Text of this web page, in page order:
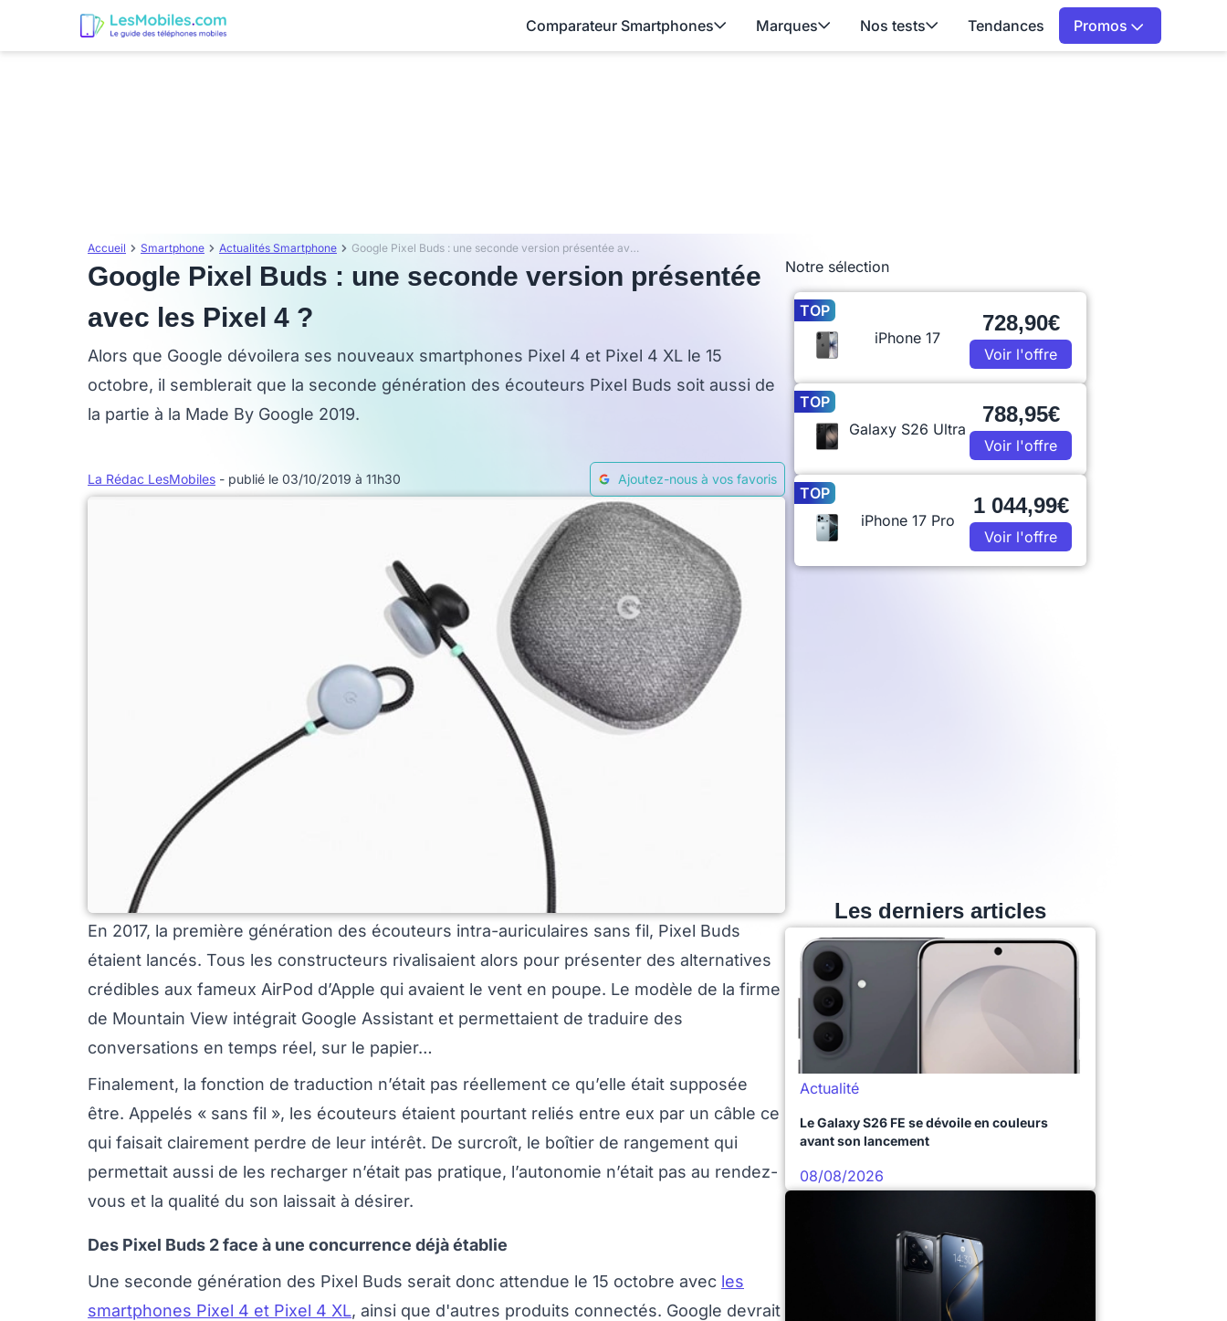
Comparateur Smartphones Marques Nos tests Tendances Promos
Accueil Smartphone Actualités Smartphone Google Pixel Buds : une seconde version présentée avec les Pixel 4 ?
Google Pixel Buds : une seconde version présentée
avec les Pixel 4 ?
Alors que Google dévoilera ses nouveaux smartphones Pixel 4 et Pixel 4 XL le 15
octobre, il semblerait que la seconde génération des écouteurs Pixel Buds soit aussi de
la partie à la Made By Google 2019.
La Rédac LesMobiles - publié le 03/10/2019 à 11h30 Ajoutez-nous à vos favoris
En 2017, la première génération des écouteurs intra-auriculaires sans fil, Pixel Buds
étaient lancés. Tous les constructeurs rivalisaient alors pour présenter des alternatives
crédibles aux fameux AirPod d’Apple qui avaient le vent en poupe. Le modèle de la firme
de Mountain View intégrait Google Assistant et permettaient de traduire des
conversations en temps réel, sur le papier…
Finalement, la fonction de traduction n’était pas réellement ce qu’elle était supposée
être. Appelés « sans fil », les écouteurs étaient pourtant reliés entre eux par un câble ce
qui faisait clairement perdre de leur intérêt. De surcroît, le boîtier de rangement qui
permettait aussi de les recharger n’était pas pratique, l’autonomie n’était pas au rendez-
vous et la qualité du son laissait à désirer.
Des Pixel Buds 2 face à une concurrence déjà établie
Une seconde génération des Pixel Buds serait donc attendue le 15 octobre avec les
smartphones Pixel 4 et Pixel 4 XL, ainsi que d'autres produits connectés. Google devrait
Notre sélection
TOP
iPhone 17
728,90€
Voir l'offre
TOP
Galaxy S26 Ultra
788,95€
Voir l'offre
TOP
iPhone 17 Pro
1 044,99€
Voir l'offre
Les derniers articles
Actualité
Le Galaxy S26 FE se dévoile en couleurs
avant son lancement
08/08/2026